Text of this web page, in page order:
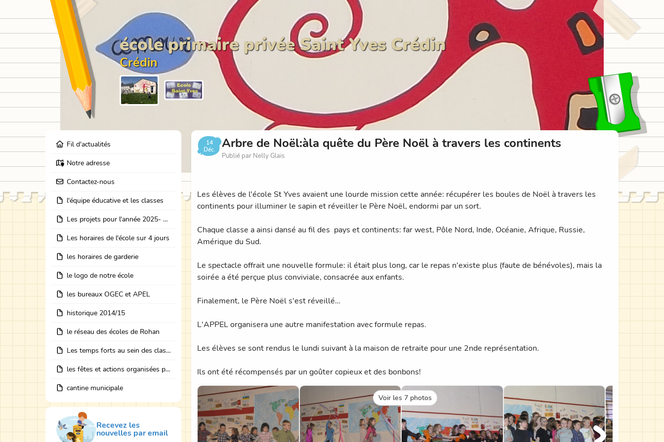
école primaire privée Saint Yves Crédin
Crédin
Fil d'actualités
Notre adresse
Contactez-nous
l'équipe éducative et les classes
Les projets pour l'année 2025- 2026: école dehors, journées partage des classes, et coopération avec les résidents de l'EHPAD
Les horaires de l'école sur 4 jours
les horaires de garderie
le logo de notre école
les bureaux OGEC et APEL
historique 2014/15
le réseau des écoles de Rohan
Les temps forts au sein des classes avec des intervenants
les fêtes et actions organisées par les bureaux
cantine municipale
Recevez les
nouvelles par email
14
Déc.
Arbre de Noël:àla quête du Père Noël à travers les continents
Publié par Nelly Glais
Les élèves de l'école St Yves avaient une lourde mission cette année: récupérer les boules de Noël à travers les
continents pour illuminer le sapin et réveiller le Père Noël, endormi par un sort.
Chaque classe a ainsi dansé au fil des pays et continents: far west, Pôle Nord, Inde, Océanie, Afrique, Russie,
Amérique du Sud.
Le spectacle offrait une nouvelle formule: il était plus long, car le repas n'existe plus (faute de bénévoles), mais la
soirée a été perçue plus conviviale, consacrée aux enfants.
Finalement, le Père Noël s'est réveillé…
L'APPEL organisera une autre manifestation avec formule repas.
Les élèves se sont rendus le lundi suivant à la maison de retraite pour une 2nde représentation.
Ils ont été récompensés par un goûter copieux et des bonbons!
Voir les 7 photos